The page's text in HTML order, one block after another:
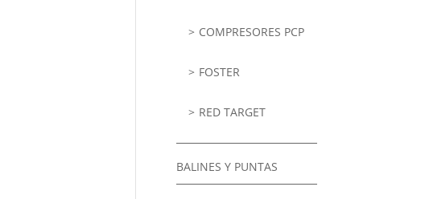
COMPRESORES PCP
FOSTER
RED TARGET
BALINES Y PUNTAS